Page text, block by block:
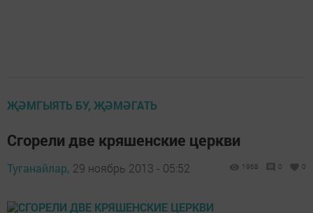
ҖӘМГЫЯТЬ БУ, ҖӘМӘГАТЬ
Сгорели две кряшенские церкви
Туганайлар, 29 ноябрь 2013 - 05:52 1968 0 0